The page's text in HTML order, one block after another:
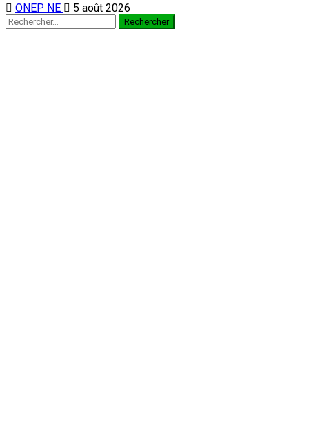
ONEP NE 5 août 2026